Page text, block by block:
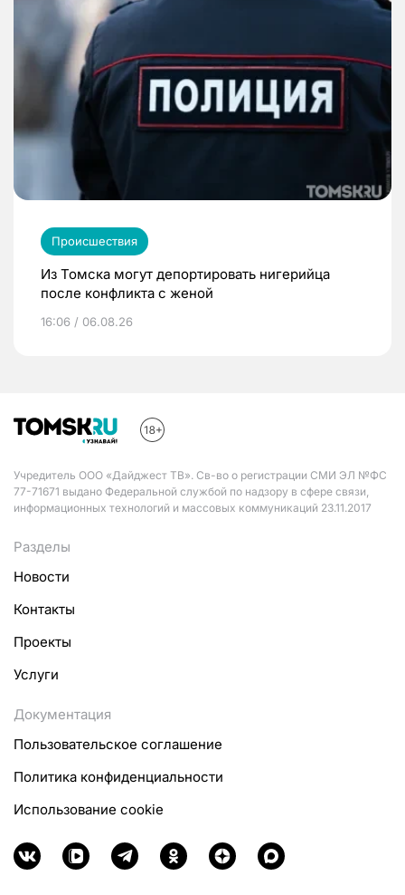
Происшествия
Из Томска могут депортировать нигерийца
после конфликта с женой
16:06 / 06.08.26
Учредитель ООО «Дайджест ТВ». Св-во о регистрации СМИ ЭЛ №ФС
77-71671 выдано Федеральной службой по надзору в сфере связи,
информационных технологий и массовых коммуникаций 23.11.2017
Разделы
Новости
Контакты
Проекты
Услуги
Документация
Пользовательское соглашение
Политика конфиденциальности
Использование cookie